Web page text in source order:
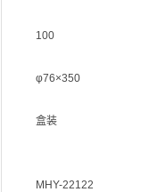
100
φ76×350
盒装
MHY-22122